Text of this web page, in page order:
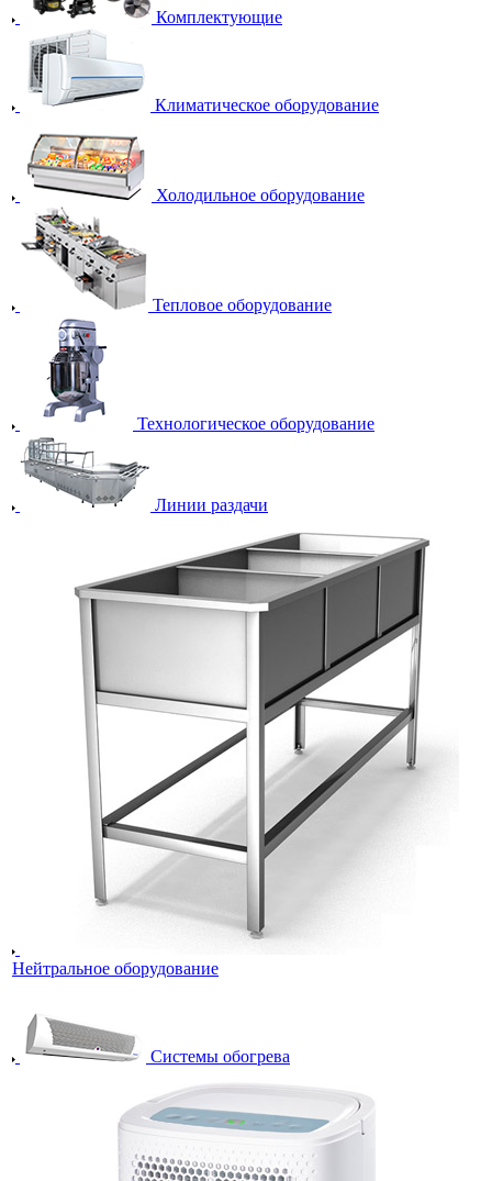
Комплектующие
Климатическое оборудование
Холодильное оборудование
Тепловое оборудование
Технологическое оборудование
Линии раздачи
Нейтральное оборудование
Системы обогрева